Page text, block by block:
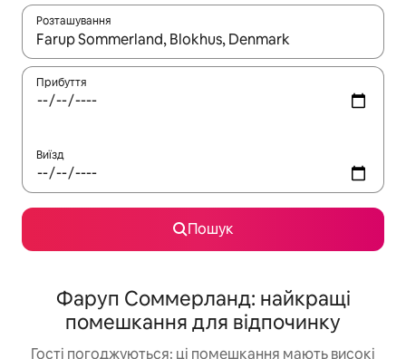
Розташування
Отримавши результати пошуку, використовуйте для
Прибуття
Виїзд
Пошук
Фаруп Соммерланд: найкращі
помешкання для відпочинку
Гості погоджуються: ці помешкання мають високі